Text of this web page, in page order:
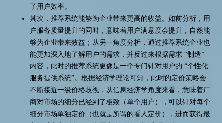
了用户效率。
其次，推荐系统能够为企业带来更高的收益。如前分析，用
户服务质量提升的同时，意味着用户满意度会提升，自然能
够为企业带来效益；从另一角度分析，通过推荐系统企业也
能更加深入地了解用户的需求，并反过来根据需求 “制造”
内容，此时的推荐系统更像是一个专门针对用户的 “个性化
服务提供系统”。根据经济学理论可知，此时的定价策略会
不断接近一级价格歧视，从信息经济学角度来看，意味着厂
商对市场的细分已经到了极致（单个用户），可以针对每个
细分市场单独定价（也就是所谓的看人定价），进而获得最